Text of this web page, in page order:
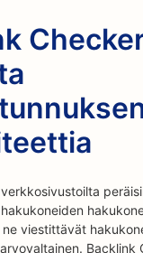
viestittävät
Backlink